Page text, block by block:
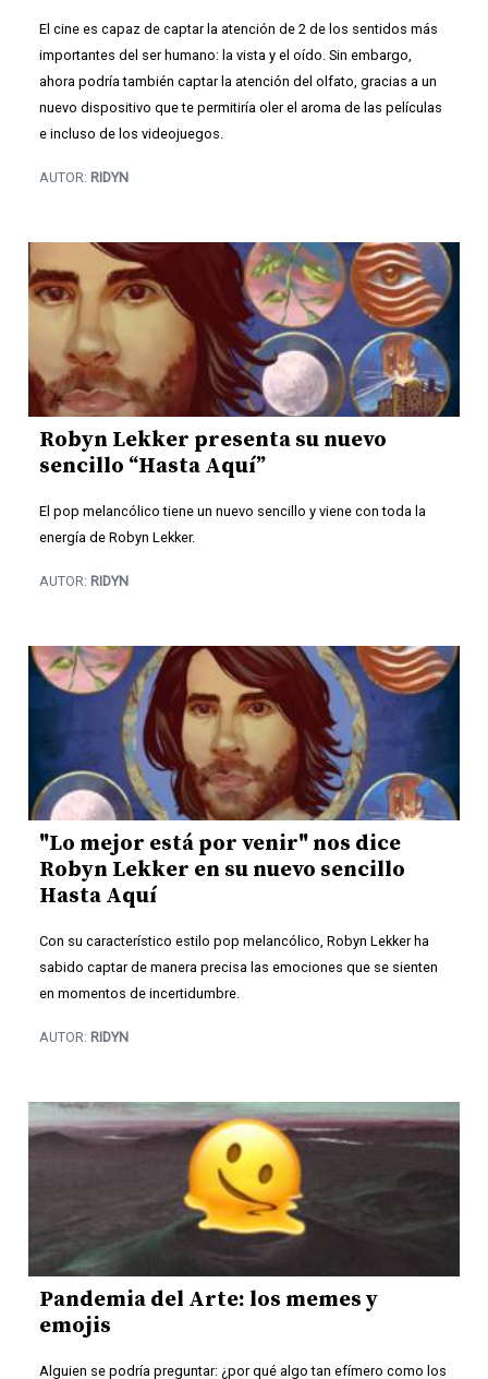
El cine es capaz de captar la atención de 2 de los sentidos más
importantes del ser humano: la vista y el oído. Sin embargo,
ahora podría también captar la atención del olfato, gracias a un
nuevo dispositivo que te permitiría oler el aroma de las películas
e incluso de los videojuegos.
AUTOR: RIDYN
Robyn Lekker presenta su nuevo
sencillo “Hasta Aquí”
El pop melancólico tiene un nuevo sencillo y viene con toda la
energía de Robyn Lekker.
AUTOR: RIDYN
"Lo mejor está por venir" nos dice
Robyn Lekker en su nuevo sencillo
Hasta Aquí
Con su característico estilo pop melancólico, Robyn Lekker ha
sabido captar de manera precisa las emociones que se sienten
en momentos de incertidumbre.
AUTOR: RIDYN
Pandemia del Arte: los memes y
emojis
Alguien se podría preguntar: ¿por qué algo tan efímero como los